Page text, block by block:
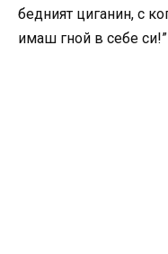
бедният циганин, с
имаш гной в себе си!”